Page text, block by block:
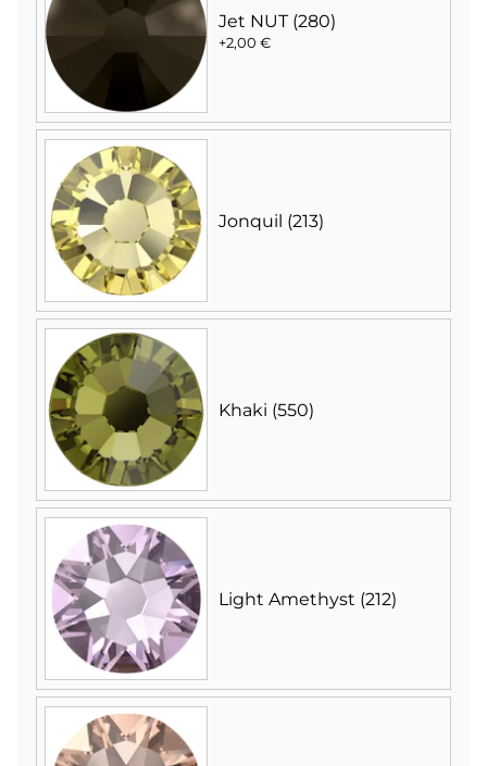
Jet NUT (280)
+2,00 €
Jonquil (213)
Khaki (550)
Light Amethyst (212)